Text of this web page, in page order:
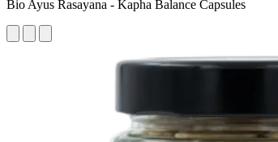
Bio Ayus Rasayana - Kapha Balance Capsules